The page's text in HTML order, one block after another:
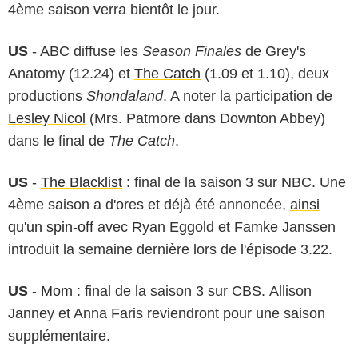
4ème saison verra bientôt le jour.
US - ABC diffuse les Season Finales de Grey's
Anatomy (12.24) et The Catch (1.09 et 1.10), deux
productions Shondaland. A noter la participation de
Lesley Nicol (Mrs. Patmore dans Downton Abbey)
dans le final de The Catch.
US - The Blacklist : final de la saison 3 sur NBC. Une
4ème saison a d'ores et déjà été annoncée, ainsi
qu'un spin-off avec Ryan Eggold et Famke Janssen
introduit la semaine dernière lors de l'épisode 3.22.
US - Mom : final de la saison 3 sur CBS. Allison
Janney et Anna Faris reviendront pour une saison
supplémentaire.